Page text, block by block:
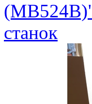
станок